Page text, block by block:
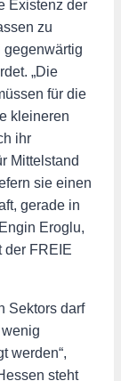
Existenz der
zu
gegenwärtig
„Die
für die
kleineren
ihr
Mittelstand
sie einen
gerade in
Eroglu,
der FREIE
Sektors darf
werden“,
steht